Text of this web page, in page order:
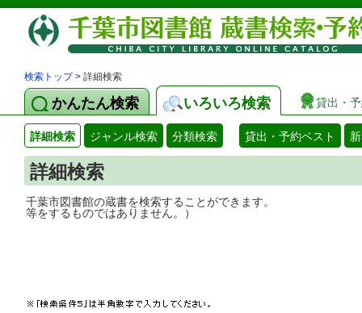
検索トップ> 詳細検索
かんたん検索 いろいろ検索 貸出・
詳細検索 ジャンル検索 分類検索 貸出・予約ベスト
詳細検索
千葉市図書館の蔵書を検索することがで
等をするものではありません。）